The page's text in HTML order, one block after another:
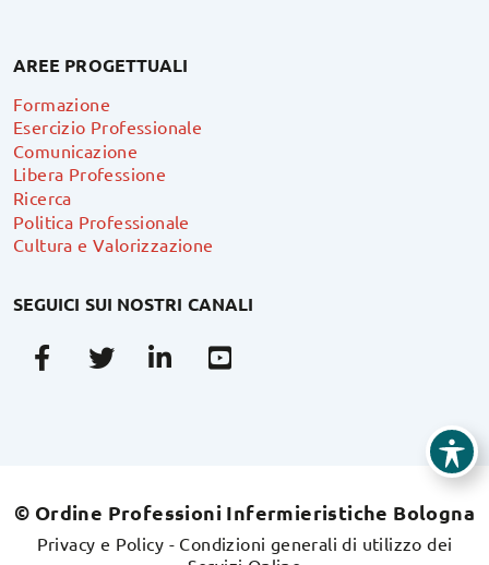
AREE PROGETTUALI
Formazione
Esercizio Professionale
Comunicazione
Libera Professione
Ricerca
Politica Professionale
Cultura e Valorizzazione
SEGUICI SUI NOSTRI CANALI
FacebookTwitterLinkedin
© Ordine Professioni Infermieristiche Bologna
Privacy e Policy - Condizioni generali di utilizzo dei